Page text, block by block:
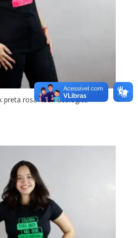
rosa néon ecológica –